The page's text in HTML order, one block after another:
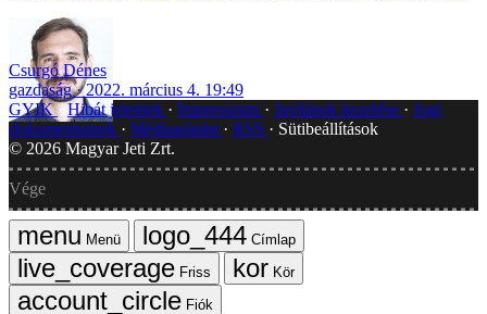
Csurgó Dénes
gazdaság
2022. március 4. 19:49
GYIK Hibát jelentek Impresszum Javítások kezelése
Jogi
dokumentumok
Médiaajánlat RSS
Sütibeállítások
© 2026 Magyar Jeti Zrt.
Vége
Menü
Címlap
Friss
Kör
Fiók